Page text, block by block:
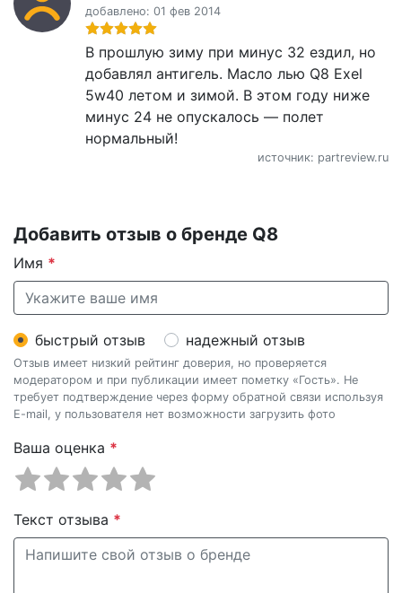
добавлено: 01 фев 2014
В прошлую зиму при минус 32 ездил, но
добавлял антигель. Масло лью Q8 Exel
5w40 летом и зимой. В этом году ниже
минус 24 не опускалось — полет
нормальный!
источник: partreview.ru
Добавить отзыв о бренде Q8
Имя *
быстрый отзыв надежный отзыв
Отзыв имеет низкий рейтинг доверия, но проверяется
модератором и при публикации имеет пометку «Гость». Не
требует подтверждение через форму обратной связи используя
E-mail, у пользователя нет возможности загрузить фото
Ваша оценка *
Текст отзыва *